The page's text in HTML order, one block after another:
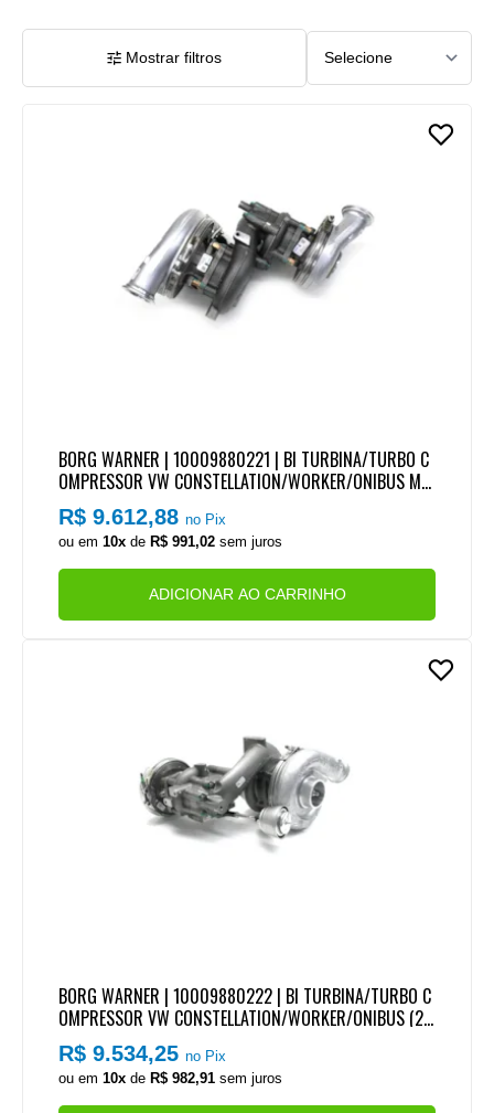
Mostrar filtros
BORG WARNER | 10009880221 | BI TURBINA/TURBO C
OMPRESSOR VW CONSTELLATION/WORKER/ONIBUS MO
TOR MAN D0834/D0836 4CIL/6CIL EURO 5 (BI-TURBO)
R$ 9.612,88no Pix
ou em10x de R$ 991,02 sem juros
ADICIONAR AO CARRINHO
BORG WARNER | 10009880222 | BI TURBINA/TURBO C
OMPRESSOR VW CONSTELLATION/WORKER/ONIBUS (20
12/2014) MOTOR MAN D0836 6CIL EURO 5 (BI-TURBO)
R$ 9.534,25no Pix
ou em10x deR$ 982,91 sem juros